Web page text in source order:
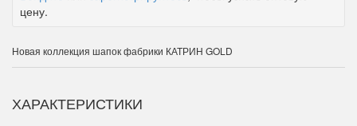
цену.
Новая коллекция шапок фабрики КАТРИН GOLD
ХАРАКТЕРИСТИКИ